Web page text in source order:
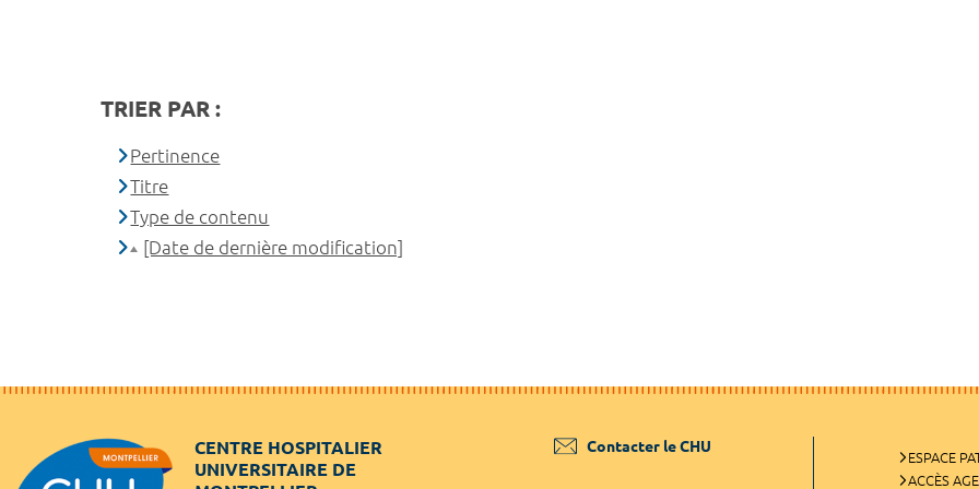
TRIER PAR :
Pertinence
Titre
Type de contenu
[Date de dernière modification]
CENTRE HOSPITALIER
UNIVERSITAIRE DE
Contacter le CHU
ESPACE
ACCÈS